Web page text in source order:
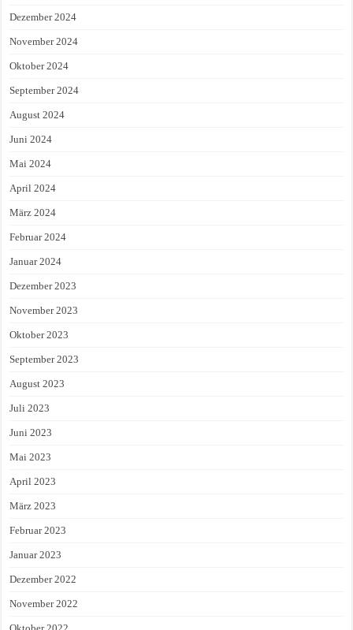
Dezember 2024
November 2024
Oktober 2024
September 2024
August 2024
Juni 2024
Mai 2024
April 2024
März 2024
Februar 2024
Januar 2024
Dezember 2023
November 2023
Oktober 2023
September 2023
August 2023
Juli 2023
Juni 2023
Mai 2023
April 2023
März 2023
Februar 2023
Januar 2023
Dezember 2022
November 2022